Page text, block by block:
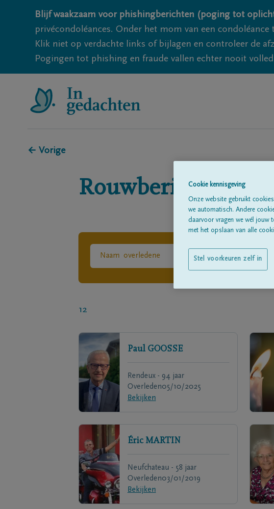
Blijf waakzaam voor phishingberichten (poging tot
privécondoléances. Onder het mom van een
Klik niet op verdachte links of bijlagen en controleer de
Pogingen tot phishing en fraude vallen echter nooit
← Vorige
Rouwberichten in
12
Paul GOOSSE
Rendeux - 94 jaar
Overleden05/10/2025
Bekijken
Éric MARTIN
Neufchateau - 58 jaar
Overleden03/01/2019
Bekijken
Cookie kennisgeving
Onze website gebruikt
we automatisch. Andere
daarvoor vragen we wél jouw
met het opslaan van alle
Stel voorkeuren zelf in